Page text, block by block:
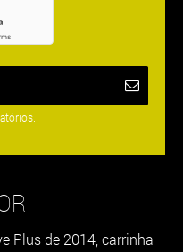
Plus de 2014, carrinha